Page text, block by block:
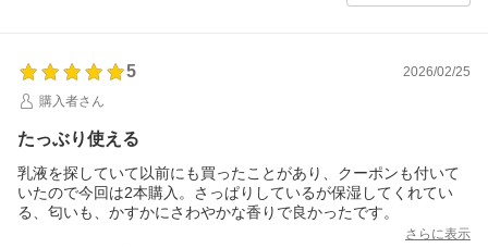
5
2026/02/25
購入者さん
たっぶり使える
乳液を探していて以前にも買ったことがあり、クーポンも付いて
いたので今回は2本購入。さっぱりしているが保湿してくれてい
る、匂いも、かすかにさわやかな香りで良かったです。
さらに表示